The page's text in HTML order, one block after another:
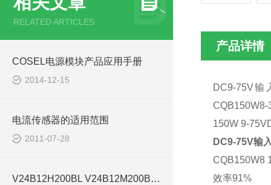
RELATED ARTICLES
COSEL电源模块产品应用手册
2014-12-15
电流传感器的适用范围
2011-07-28
V24B12H200BL V24B12M200BL电源模块
产品详情
DC9-75V输
CQB150W8-
150W 9-
DC9-75V输
CQB150W8
效率91%